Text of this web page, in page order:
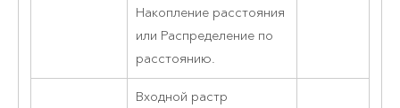
Накопление расстояния
или Распределение по
расстоянию.
Входной растр